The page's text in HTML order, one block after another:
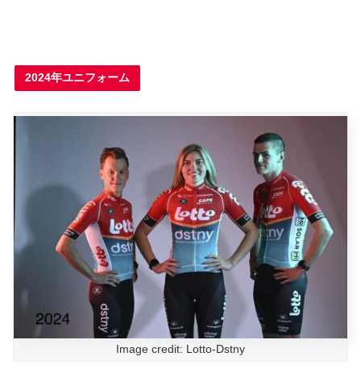
2024年ユニフォーム
Image credit: Lotto-Dstny